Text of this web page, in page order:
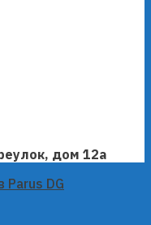
дом 12а
Parus DG